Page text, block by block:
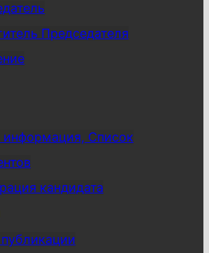
Председателя
Список
кандидата